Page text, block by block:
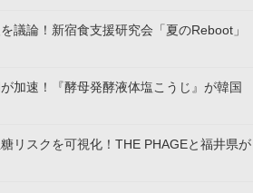
議論！新宿食支援研究会「夏のReboot」
加速！『酵母発酵液体塩こうじ』が韓国
リスクを可視化！THE PHAGEと福井県が